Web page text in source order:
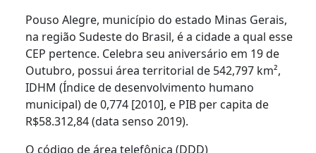
Pouso Alegre, município do estado Minas Gerais,
na região Sudeste do Brasil, é a cidade a qual esse
CEP pertence. Celebra seu aniversário em 19 de
Outubro, possui área territorial de 542,797 km²,
IDHM (Índice de desenvolvimento humano
municipal) de 0,774 [2010], e PIB per capita de
R$58.312,84 (data senso 2019).
O código de área telefônica (DDD)